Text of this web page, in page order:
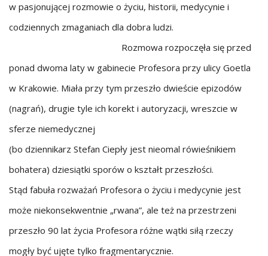
w pasjonującej rozmowie o życiu, historii, medycynie i
codziennych zmaganiach dla dobra ludzi.
Rozmowa rozpoczęła się przed
ponad dwoma laty w gabinecie Profesora przy ulicy Goetla
w Krakowie. Miała przy tym przeszło dwieście epizodów
(nagrań), drugie tyle ich korekt i autoryzacji, wreszcie w
sferze niemedycznej
(bo dziennikarz Stefan Ciepły jest nieomal rówieśnikiem
bohatera) dziesiątki sporów o kształt przeszłości.
Stąd fabuła rozważań Profesora o życiu i medycynie jest
może niekonsekwentnie „rwana”, ale też na przestrzeni
przeszło 90 lat życia Profesora różne wątki siłą rzeczy
mogły być ujęte tylko fragmentarycznie.